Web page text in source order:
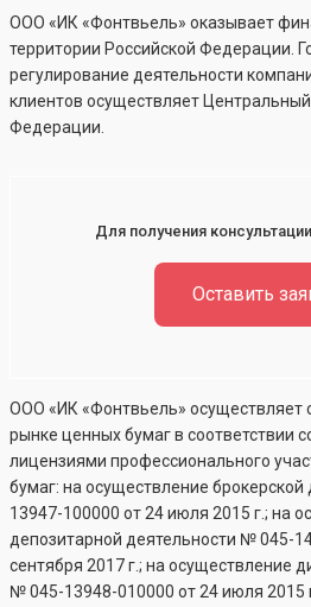
ООО «ИК «Фонтвьель» оказывает
территории Российской Федерации.
регулирование деятельности
клиентов осуществляет
Федерации.
Для получения
Оставить
ООО «ИК «Фонтвьель» осуществляет
рынке ценных бумаг в соответствии
лицензиями профессионального
бумаг: на осуществление
13947-100000 от 24 июля 2015 г.; на
депозитарной деятельности №045-
сентября 2017 г.; на осуществление
№045-13948-010000 от 24 июля 2015